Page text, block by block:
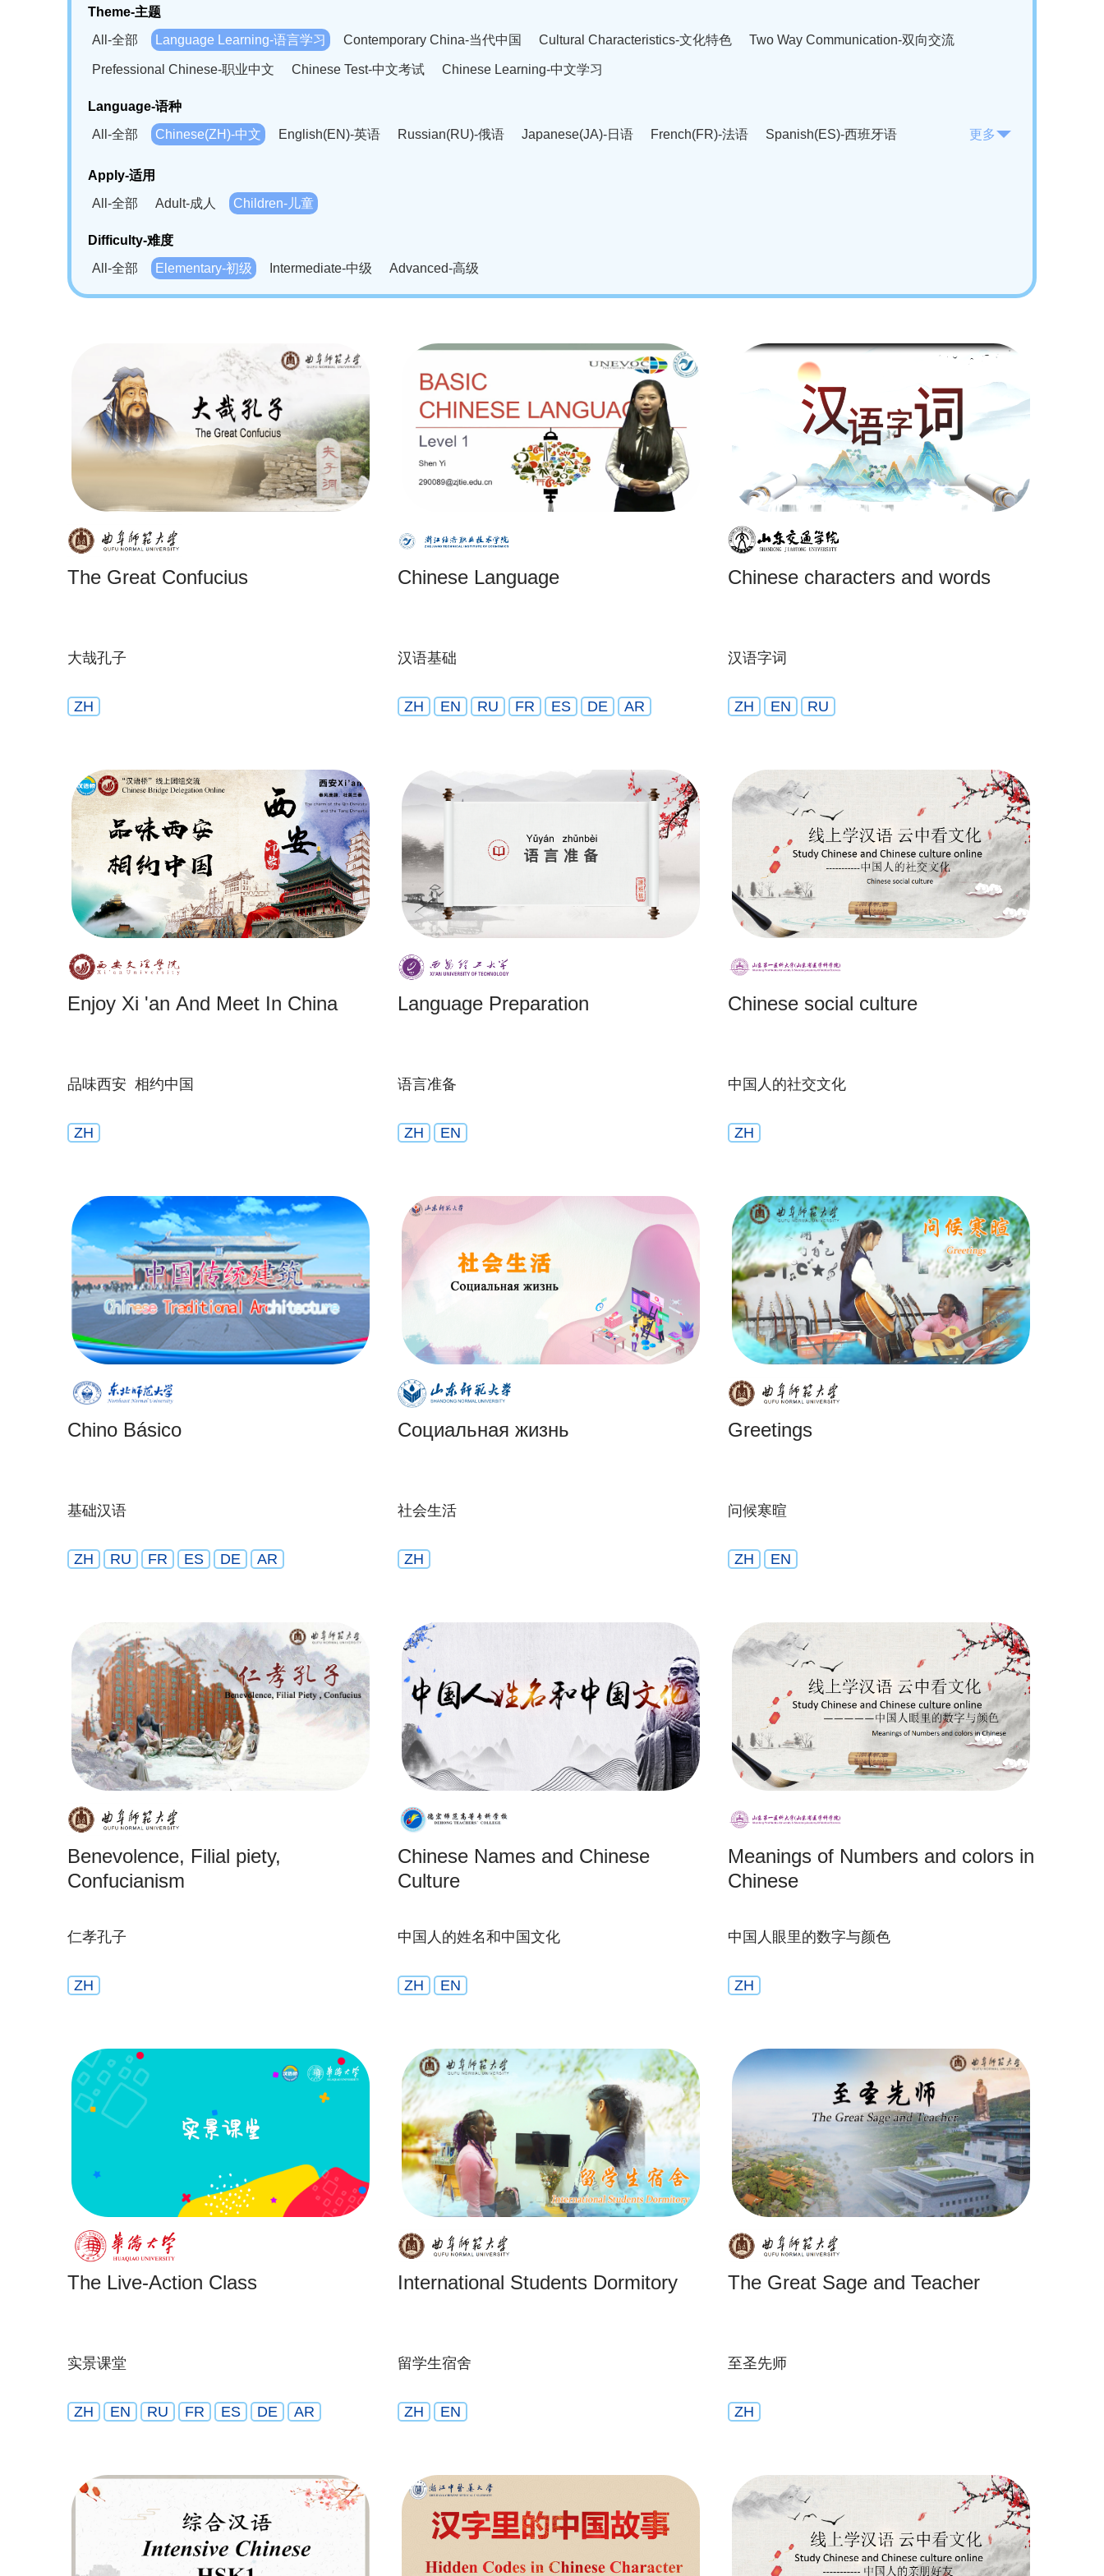
Theme-主题
All-全部
Language Learning-语言学习 Contemporary China-当代中国 Cultural Characteristics-文化特色 Two Way Communication-双向交流
Prefessional Chinese-职业中文 Chinese Test-中文考试 Chinese Learning-中文学习
Language-语种
All-全部
Chinese(ZH)-中文 English(EN)-英语 Russian(RU)-俄语 Japanese(JA)-日语 French(FR)-法语
Spanish(ES)-西班牙语
Bahasa Melayu(MS)-马来语
Swahili(SW)-斯瓦西里语
Kampuchea(KH)-柬埔寨语
更多
Apply-适用
All-全部
Adult-成人 Children-儿童
Difficulty-难度
All-全部
Elementary-初级 Intermediate-中级 Advanced-高级
The Great Confucius
大哉孔子
ZH
Chinese Language
汉语基础
ZH EN RU FR ES DE AR
Chinese characters and words
汉语字词
ZH EN RU
Enjoy Xi 'an And Meet In China
品味西安 相约中国
ZH
Language Preparation
语言准备
ZH EN
Chinese social culture
中国人的社交文化
ZH
Chino Básico
基础汉语
ZH RU FR ES DE AR
Социальная жизнь
社会生活
ZH
Greetings
问候寒暄
ZH EN
Benevolence, Filial piety,
Confucianism
仁孝孔子
ZH
Chinese Names and Chinese
Culture
中国人的姓名和中国文化
ZH EN
Meanings of Numbers and colors in
Chinese
中国人眼里的数字与颜色
ZH
The Live-Action Class
实景课堂
ZH EN RU FR ES DE AR
International Students Dormitory
留学生宿舍
ZH EN
The Great Sage and Teacher
至圣先师
ZH